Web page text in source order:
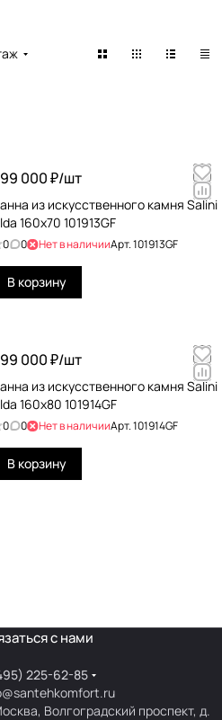
и стиль.
000 ₽/шт
из искусственного камня Salini
160x70 101913GF
0 0 Нет в наличииАрт.101913GF
В корзину
000 ₽/шт
из искусственного камня Salini
160x80 101914GF
0 0 Нет в наличииАрт.101914GF
В корзину
с нами
225-62-85
Волгоградский проспект, д.